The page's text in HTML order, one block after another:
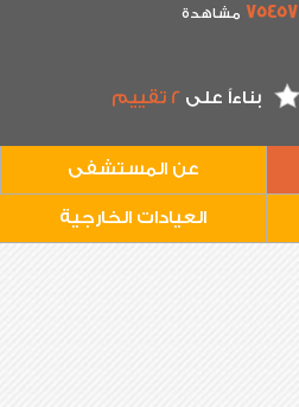
75457 مشاهدة
بناءاً على2 تقييم
عن المستشفى
العيادات الخارجية